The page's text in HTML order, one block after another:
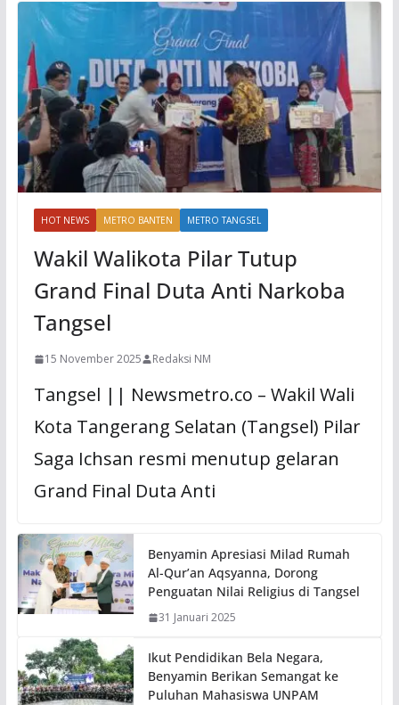
HOT NEWS METRO BANTEN METRO TANGSEL
Wakil Walikota Pilar Tutup
Grand Final Duta Anti Narkoba
Tangsel
15 November 2025 Redaksi NM
Tangsel || Newsmetro.co – Wakil Wali
Kota Tangerang Selatan (Tangsel) Pilar
Saga Ichsan resmi menutup gelaran
Grand Final Duta Anti
Benyamin Apresiasi Milad Rumah
Al-Qur’an Aqsyanna, Dorong
Penguatan Nilai Religius di Tangsel
31 Januari 2025
Ikut Pendidikan Bela Negara,
Benyamin Berikan Semangat ke
Puluhan Mahasiswa UNPAM